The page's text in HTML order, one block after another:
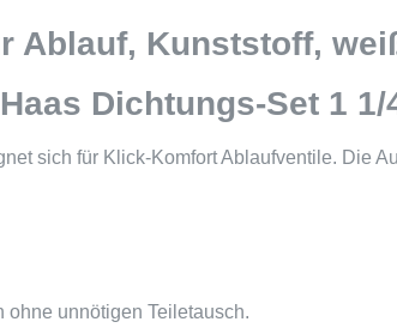
Ablauf, Kunststoff,
Dichtungs-Set 1
sich für Klick-Komfort Ablaufventile. Die
ohne unnötigen Teiletausch.